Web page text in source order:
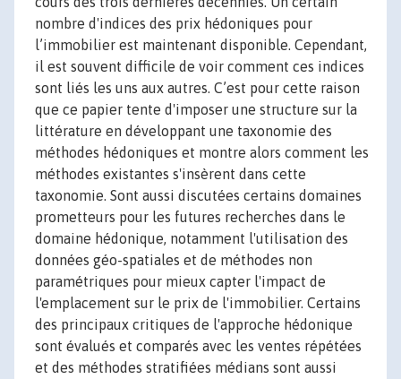
nombre d'indices des prix hédoniques pour
l’immobilier est maintenant disponible. Cependant,
il est souvent difficile de voir comment ces indices
sont liés les uns aux autres. C’est pour cette raison
que ce papier tente d'imposer une structure sur la
littérature en développant une taxonomie des
méthodes hédoniques et montre alors comment les
méthodes existantes s'insèrent dans cette
taxonomie. Sont aussi discutées certains domaines
prometteurs pour les futures recherches dans le
domaine hédonique, notamment l'utilisation des
données géo-spatiales et de méthodes non
paramétriques pour mieux capter l'impact de
l'emplacement sur le prix de l'immobilier. Certains
des principaux critiques de l'approche hédonique
sont évalués et comparés avec les ventes répétées
et des méthodes stratifiées médians sont aussi